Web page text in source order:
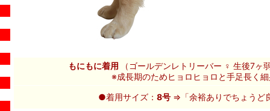
もにもに着用
（ゴールデンレトリーバー ♀ 生後7ヶ
※成長期のためヒョロヒョロと手足長く
●着用サイズ： 8号⇒「余裕ありでちょうど